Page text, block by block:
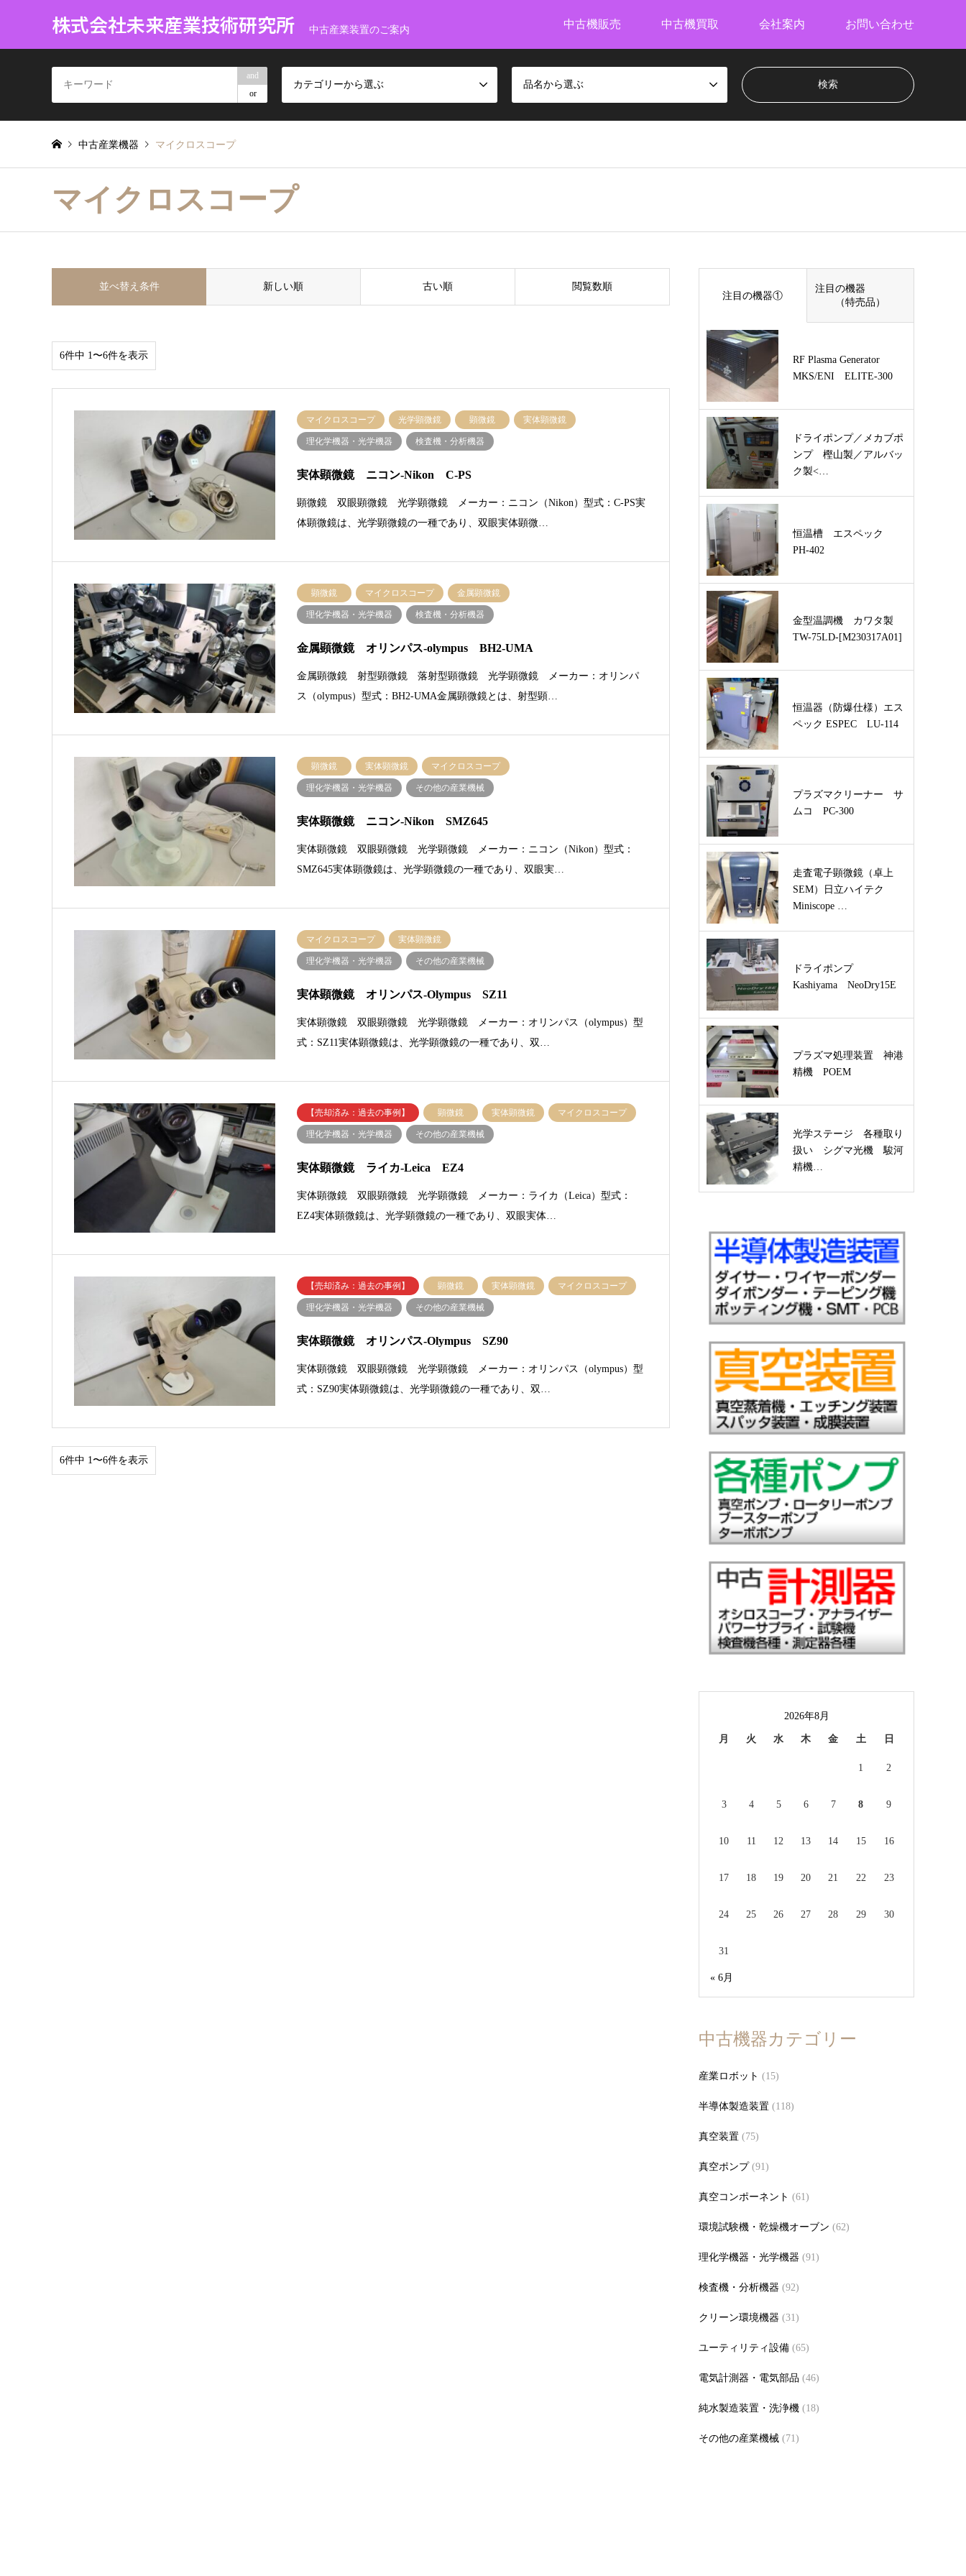
株式会社未来産業技術研究所 中古産業装置のご案内 中古機販売 中古機買取 会社案内 お問い合わせ
and
or
カテゴリーから選ぶ 品名から選ぶ
中古産業機器 マイクロスコープ
マイクロスコープ
並べ替え条件 新しい順 古い順 閲覧数順
6件中 1〜6件を表示
マイクロスコープ 光学顕微鏡 顕微鏡 実体顕微鏡
理化学機器・光学機器 検査機・分析機器
実体顕微鏡 ニコン-Nikon C-PS
顕微鏡 双眼顕微鏡 光学顕微鏡 メーカー：ニコン（Nikon）型式：C-PS実
体顕微鏡は、光学顕微鏡の一種であり、双眼実体顕微…
顕微鏡 マイクロスコープ 金属顕微鏡
理化学機器・光学機器 検査機・分析機器
金属顕微鏡 オリンパス-olympus BH2-UMA
金属顕微鏡 射型顕微鏡 落射型顕微鏡 光学顕微鏡 メーカー：オリンパ
ス（olympus）型式：BH2-UMA金属顕微鏡とは、射型顕…
顕微鏡 実体顕微鏡 マイクロスコープ
理化学機器・光学機器 その他の産業機械
実体顕微鏡 ニコン-Nikon SMZ645
実体顕微鏡 双眼顕微鏡 光学顕微鏡 メーカー：ニコン（Nikon）型式：
SMZ645実体顕微鏡は、光学顕微鏡の一種であり、双眼実…
マイクロスコープ 実体顕微鏡
理化学機器・光学機器 その他の産業機械
実体顕微鏡 オリンパス-Olympus SZ11
実体顕微鏡 双眼顕微鏡 光学顕微鏡 メーカー：オリンパス（olympus）型
式：SZ11実体顕微鏡は、光学顕微鏡の一種であり、双…
【売却済み：過去の事例】 顕微鏡 実体顕微鏡 マイクロスコープ
理化学機器・光学機器 その他の産業機械
実体顕微鏡 ライカ-Leica EZ4
実体顕微鏡 双眼顕微鏡 光学顕微鏡 メーカー：ライカ（Leica）型式：
EZ4実体顕微鏡は、光学顕微鏡の一種であり、双眼実体…
【売却済み：過去の事例】 顕微鏡 実体顕微鏡 マイクロスコープ
理化学機器・光学機器 その他の産業機械
実体顕微鏡 オリンパス-Olympus SZ90
実体顕微鏡 双眼顕微鏡 光学顕微鏡 メーカー：オリンパス（olympus）型
式：SZ90実体顕微鏡は、光学顕微鏡の一種であり、双…
6件中 1〜6件を表示
注目の機器①
注目の機器
（特売品）
RF Plasma Generator
MKS/ENI ELITE-300
ドライポンプ／メカブポ
ンプ 樫山製／アルバッ
ク製<…
恒温槽 エスペック
PH-402
金型温調機 カワタ製
TW-75LD-[M230317A01]
恒温器（防爆仕様）エス
ペック ESPEC LU-114
プラズマクリーナー サ
ムコ PC-300
走査電子顕微鏡（卓上
SEM）日立ハイテク
Miniscope …
ドライポンプ
Kashiyama NeoDry15E
プラズマ処理装置 神港
精機 POEM
光学ステージ 各種取り
扱い シグマ光機 駿河
精機…
2026年8月
月 火 水 木 金 土 日
1 2
3 4 5 6 7 8 9
10 11 12 13 14 15 16
17 18 19 20 21 22 23
24 25 26 27 28 29 30
31
« 6月
中古機器カテゴリー
産業ロボット (15)
半導体製造装置 (118)
真空装置 (75)
真空ポンプ(91)
真空コンポーネント (61)
環境試験機・乾燥機オーブン (62)
理化学機器・光学機器 (91)
検査機・分析機器 (92)
クリーン環境機器 (31)
ユーティリティ設備 (65)
電気計測器・電気部品 (46)
純水製造装置・洗浄機 (18)
その他の産業機械 (71)